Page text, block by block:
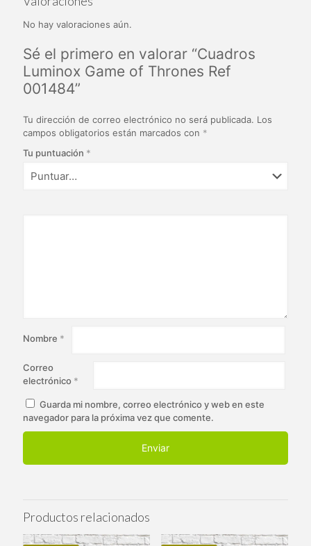
No hay valoraciones aún.
Sé el primero en valorar “Cuadros
Luminox Game of Thrones Ref
001484”
Tu dirección de correo electrónico no será publicada. Los
campos obligatorios están marcados con *
Tu puntuación *
Nombre *
Correo
electrónico *
Guarda mi nombre, correo electrónico y web en este
navegador para la próxima vez que comente.
Productos relacionados